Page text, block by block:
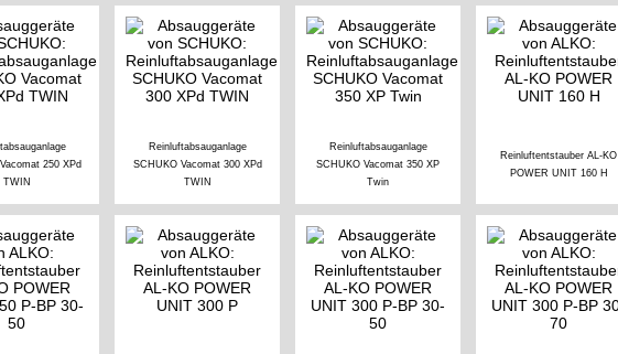
250 XPd
TWIN
Reinluftabsauganlage
SCHUKO Vacomat 300 XPd
TWIN
Reinluftabsauganlage
SCHUKO Vacomat 350 XP
Twin
Reinluftentstauber AL-KO
POWER UNIT 160 H